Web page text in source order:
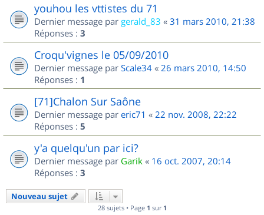
youhou les vttistes du 71
Dernier message par gerald_83 « 31 mars 2010, 21:38
Réponses : 3
Croqu'vignes le 05/09/2010
Dernier message par Scale34 « 26 mars 2010, 14:50
Réponses : 1
[71]Chalon Sur Saône
Dernier message par eric71 « 22 nov. 2008, 22:22
Réponses : 5
y'a quelqu'un par ici?
Dernier message par Garik « 16 oct. 2007, 20:14
Réponses : 3
Nouveau sujet
28 sujets • Page 1 sur 1